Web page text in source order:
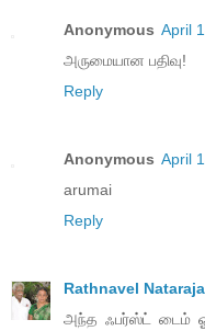
Anonymous April
அருமையான பதிவு!
Reply
Anonymous April
arumai
Reply
Rathnavel
அந்த ஃபர்ஸ்ட் டைம்